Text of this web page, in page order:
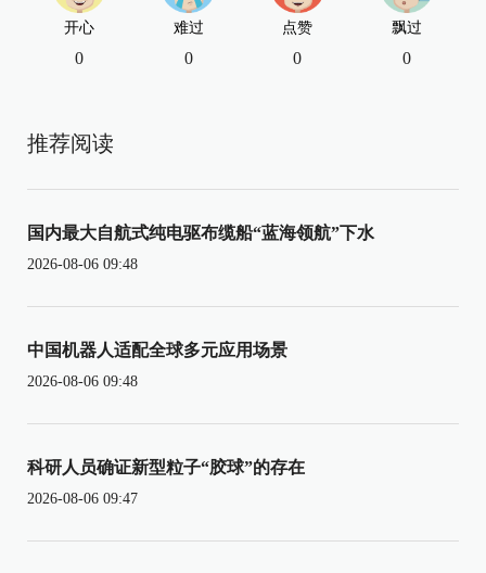
开心
0
难过
0
点赞
0
飘过
0
推荐阅读
国内最大自航式纯电驱布缆船“蓝海领航”下水
2026-08-06 09:48
中国机器人适配全球多元应用场景
2026-08-06 09:48
科研人员确证新型粒子“胶球”的存在
2026-08-06 09:47